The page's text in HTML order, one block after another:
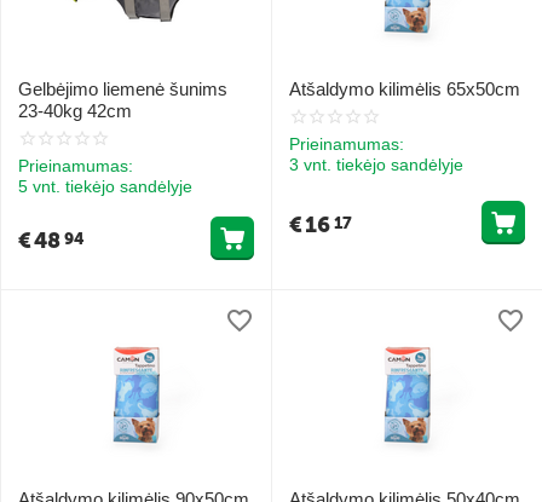
Gelbėjimo liemenė šunims
23-40kg 42cm
Prieinamumas:
5 vnt. tiekėjo sandėlyje
€4894
Atšaldymo kilimėlis 65x50cm
Prieinamumas:
3 vnt. tiekėjo sandėlyje
€1617